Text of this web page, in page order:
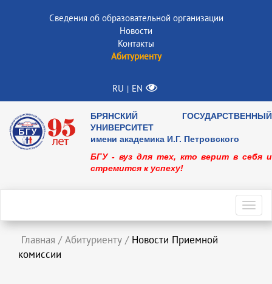
Сведения об образовательной организации
Новости
Контакты
Абитуриенту
RU | EN
БРЯНСКИЙ ГОСУДАРСТВЕННЫЙ
УНИВЕРСИТЕТ
имени академика И.Г. Петровского
БГУ - вуз для тех, кто верит в себя и
стремится к успеху!
Главная / Абитуриенту / Новости Приемной
комиссии